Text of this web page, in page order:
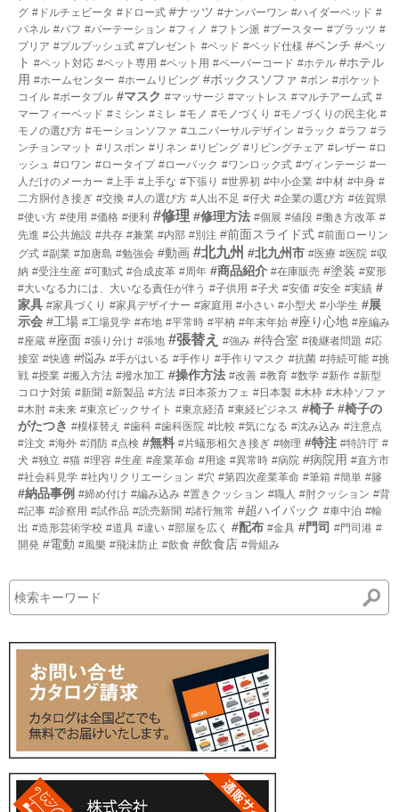
グ #ドルチェビータ #ドロー式 #ナッツ #ナンバーワン #ハイダーベッド #
パネル #パフ #パーテーション #フィノ #フトン派 #ブースター #プラッツ #
プリア #プルプッシュ式 #プレゼント #ベッド #ベッド仕様 #ベンチ #ペッ
ト #ペット対応 #ペット専用 #ペット用 #ペーパーコード #ホテル #ホテル
用 #ホームセンター #ホームリビング #ボックスソファ #ボン #ポケット
コイル #ポータブル #マスク #マッサージ #マットレス #マルチアーム式 #
マーフィーベッド #ミシン #ミレ #モノ #モノづくり #モノづくりの民主化 #
モノの選び方 #モーションソファ #ユニバーサルデザイン #ラック #ラフ #ラ
ンチョンマット #リスボン #リネン #リビング #リビングチェア #レザー #ロ
ッシュ #ロワン #ロータイプ #ローバック #ワンロック式 #ヴィンテージ #一
人だけのメーカー #上手 #上手な #下張り #世界初 #中小企業 #中材 #中身 #
二方胴付き接ぎ #交換 #人の選び方 #人出不足 #仔犬 #企業の選び方 #佐賀県
#使い方 #使用 #価格 #便利 #修理 #修理方法 #個展 #値段 #働き方改革 #
先進 #公共施設 #共存 #兼業 #内部 #別注 #前面スライド式 #前面ローリン
グ式 #副業 #加唐島 #勉強会 #動画 #北九州 #北九州市 #医療 #医院 #収
納 #受注生産 #可動式 #合成皮革 #周年 #商品紹介 #在庫販売 #塗装 #変形
#大いなる力には、大いなる責任が伴う #子供用 #子犬 #安価 #安全 #実績 #
家具 #家具づくり #家具デザイナー #家庭用 #小さい #小型犬 #小学生 #展
示会 #工場 #工場見学 #布地 #平常時 #平枘 #年末年始 #座り心地 #座編み
#座蔵 #座面 #張り分け #張地 #張替え #強み #待合室 #後継者問題 #応
接室 #快適 #悩み #手がはいる #手作り #手作りマスク #抗菌 #持続可能 #挑
戦 #授業 #搬入方法 #撥水加工 #操作方法 #改善 #教育 #数学 #新作 #新型
コロナ対策 #新聞 #新製品 #方法 #日本茶カフェ #日本製 #木枠 #木枠ソファ
#木肘 #未来 #東京ビックサイト #東京経済 #東経ビジネス #椅子 #椅子の
がたつき #模様替え #歯科 #歯科医院 #比較 #気になる #沈み込み #注意点
#注文 #海外 #消防 #点検 #無料 #片蟻形相欠き接ぎ #物理 #特注 #特許庁 #
犬 #独立 #猫 #理容 #生産 #産業革命 #用途 #異常時 #病院 #病院用 #直方市
#社会科見学 #社内リクリエーション #穴 #第四次産業革命 #筆箱 #簡単 #籐
#納品事例 #締め付け #編み込み #置きクッション #職人 #肘クッション #背
#記事 #診察用 #試作品 #読売新聞 #諸行無常 #超ハイバック #車中泊 #輸
出 #造形芸術学校 #道具 #違い #部屋を広く #配布 #金具 #門司 #門司港 #
開発 #電動 #風樂 #飛沫防止 #飲食 #飲食店 #骨組み